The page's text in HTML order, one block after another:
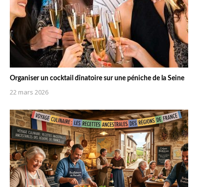
Organiser un cocktail dînatoire sur une péniche de la Seine
22 mars 2026